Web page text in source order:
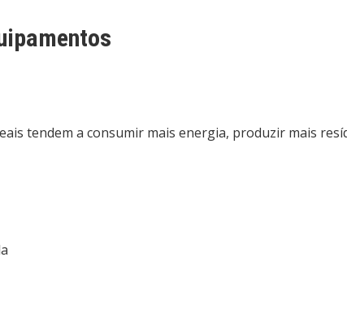
tendem a consumir mais energia, produzir mais